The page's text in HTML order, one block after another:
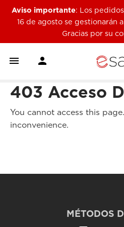
Aviso importante: Los
16 de agosto se gestionarán
Gracias por su
 
403 Acceso
You cannot access this
inconvenience.
MÉTODOS